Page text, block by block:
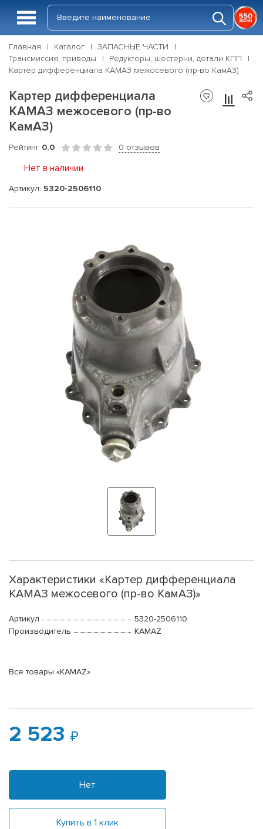
Главная Каталог
ЗАПАСНЫЕ ЧАСТИ
Трансмиссия, приводы
Редукторы, шестерни, детали КПП
Картер дифференциала КАМАЗ межосевого (пр-во КамАЗ)
Картер дифференциала
КАМАЗ межосевого (пр-во
КамАЗ)
Рейтинг 0.0 0 отзывов
Нет в наличии
Артикул: 5320-2506110
Характеристики «Картер дифференциала
КАМАЗ межосевого (пр-во КамАЗ)»
Артикул
5320-2506110
Производитель
KAMAZ
Все товары «KAMAZ»
2 523
Нет
Купить в 1 клик